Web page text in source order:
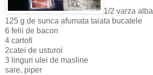
1/2 varza alba
125 g de sunca afumata taiata bucatele
6 felii de bacon
4 cartofi
2catei de usturoi
3 linguri ulei de masline
sare, piper